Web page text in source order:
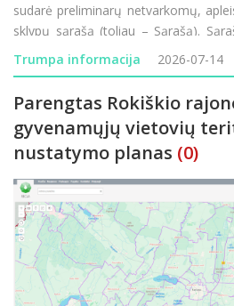
sudarė preliminarų netvarkomų,
sklypų sąrašą (toliau – Sąrašą).
Daugiausia netvarkomų ir apleistų
Trumpa informacija 2026-07-14
Parengtas Rokiškio
gyvenamųjų vietovių
nustatymo planas (0)